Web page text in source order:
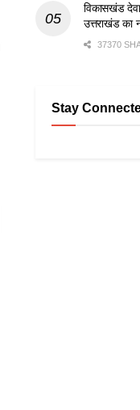
विकासखंड
उत्तराखंड का
37370
Stay